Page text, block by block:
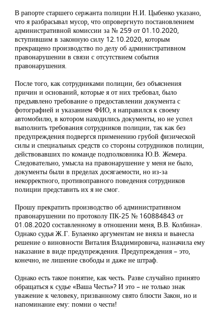
В рапорте старшего сержанта полиции Н.И. Цыбенко указано,
что я разбрасывал мусор, что опровергнуто постановлением
административной комиссии за № 259 от 01.10.2020,
вступившим в законную силу 12.10.2020, которым
прекращено производство по делу об административном
правонарушении в связи с отсутствием события
правонарушения.
После того, как сотрудниками полиции, без объяснения
причин и оснований, которые я от них требовал, было
предъявлено требование о предоставлении документа с
фотографией и указанием ФИО, я направился к своему
автомобилю, в котором находились документы, но не успел
выполнить требования сотрудников полиции, так как без
предупреждения подвергся применению грубой физической
силы и специальных средств со стороны сотрудников полиции,
действовавших по команде подполковника Ю.В. Жемера.
Следовательно, умысла на правонарушение у меня не было,
документы были в пределах досягаемости, но из-за
некорректного, противоправного поведения сотрудников
полиции представить их я не смог.
Прошу прекратить производство об административном
правонарушении по протоколу ПК-25 № 160884843 от
01.08.2020 составленному в отношении меня, В.В. Колбина».
Однако судья Ж.Г. Булаенко аргументам не вняла и вынесла
решение о виновности Виталия Владимировича, назначила ему
наказание в виде предупреждения. Предупреждения – это,
конечно, не лишение свободы и даже не штраф.
Однако есть такое понятие, как честь. Разве случайно принято
обращаться к судье «Ваша Честь»? И это – не только знак
уважение к человеку, призванному свято блюсти Закон, но и
напоминание ему: помни о чести!